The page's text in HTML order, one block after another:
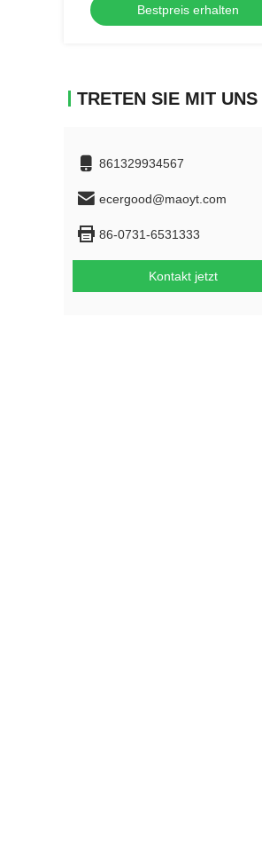
Bestpreis erhalten
861329934567
ecergood@maoyt.com
86-0731-6531333
Kontakt jetzt